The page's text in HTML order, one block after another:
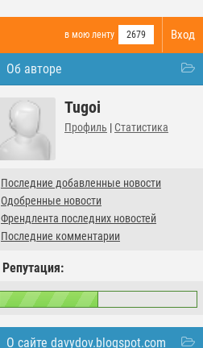
Вход
в мою ленту 2679
Об авторе
Tugoi
Профиль | Статистика
Последние добавленные новости
Одобренные новости
Френдлента последних новостей
Последние комментарии
Репутация:
О сайте davydov.blogspot.com